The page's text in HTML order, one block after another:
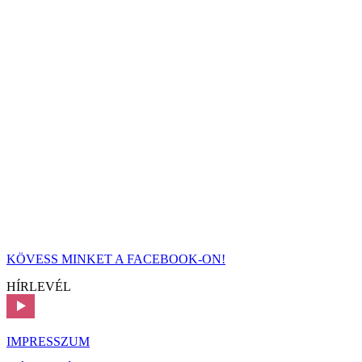
KÖVESS MINKET A FACEBOOK-ON!
HÍRLEVÉL
IMPRESSZUM